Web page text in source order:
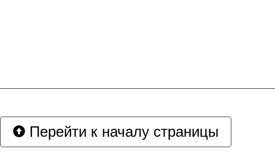
Перейти к началу страницы